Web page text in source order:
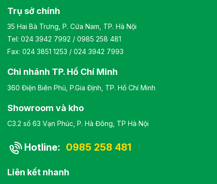
Trụ sở chính
35 Hai Bà Trưng, P. Cửa Nam, TP. Hà Nội
Tel: 024 3942 7992 / 0985 258 481
Fax: 024 3851 1253 / 024 3942 7993
Chi nhánh TP. Hồ Chí Minh
360 Điện Biên Phủ, P.Gia Định, TP. Hồ Chí Minh
Showroom và kho
C3.2 số 63 Vạn Phúc, P. Hà Đông, TP Hà Nội
Hotline: 0985 258 481
Liên kết nhanh